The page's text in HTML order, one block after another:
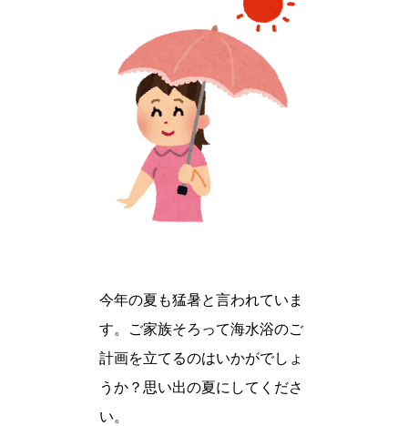
今年の夏も猛暑と言われていま
す。ご家族そろって海水浴のご
計画を立てるのはいかがでしょ
うか？思い出の夏にしてくださ
い。